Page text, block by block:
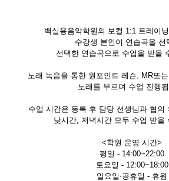
백실용음악학원의 보컬 1:1 트레이
수강생 본인이 연습곡을 선
선택한 연습곡으로 수업을 받을
노래 녹음을 통한 원포인트 레슨, MR또
노래를 부르며 수업 진행됩
수업 시간은 등록 후 담당 선생님과 협의
낮시간, 저녁시간 모두 수업 받을
<학원 운영 시간>
평일 - 14:00~22:00
토요일 - 12:00~18:00
일요일·공휴일 - 휴원